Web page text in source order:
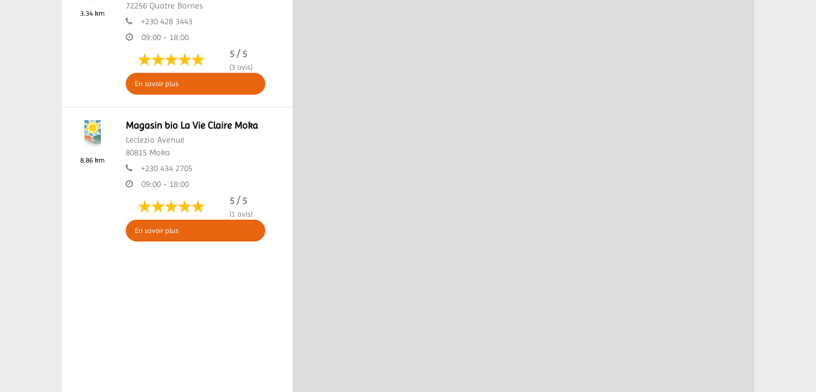
3.34 km
72256 Quatre Bornes
+230 428 3443
09:00 - 18:00
5 / 5
(3 avis)
En savoir plus
8.86 km
Magasin bio La Vie Claire Moka
Leclezio Avenue
80815 Moka
+230 434 2705
09:00 - 18:00
5 / 5
(1 avis)
En savoir plus